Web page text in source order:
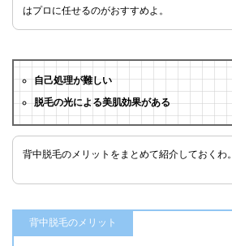
はプロに任せるのがおすすめよ。
自己処理が難しい
脱毛の光による美肌効果がある
背中脱毛のメリットをまとめて紹介しておくわ。
背中脱毛のメリット